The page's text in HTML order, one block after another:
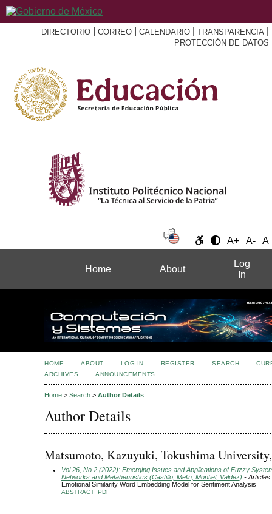
DIRECTORIO CORREO CALENDARIO TRANSPARENCIA
PROTECCIÓN DE DATOS
A+ A- A
Home About
Log
In
HOME ABOUT LOG IN REGISTER SEARCH
ARCHIVES
ANNOUNCEMENTS
Home > Search > Author Details
Author Details
Matsumoto, Kazuyuki, Tokushima
Vol 26, No 2 (2022): Emerging Issues and Applications of Fuzzy
Networks and Metaheuristics (Castillo, Melin, Montiel, Valdez) - Articles
Emotional Similarity Word Embedding Model for Sentiment Analysis
ABSTRACT PDF